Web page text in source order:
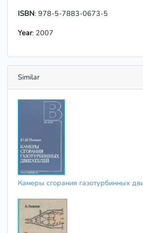
ISBN: 978-5-7883-0673-5
Year: 2007
Similar
Камеры сгорания газотурбинных